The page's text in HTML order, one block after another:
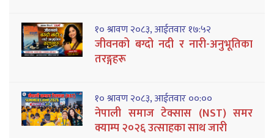
१० श्रावण २०८३, आईतवार १७:५२
जीवनको बग्दो नदी र नारी-अनुभूतिका
तरङ्गहरू
१० श्रावण २०८३, आईतवार ००:००
नेपाली समाज टेक्सास (NST) समर
क्याम्प २०२६ उत्साहका साथ जारी